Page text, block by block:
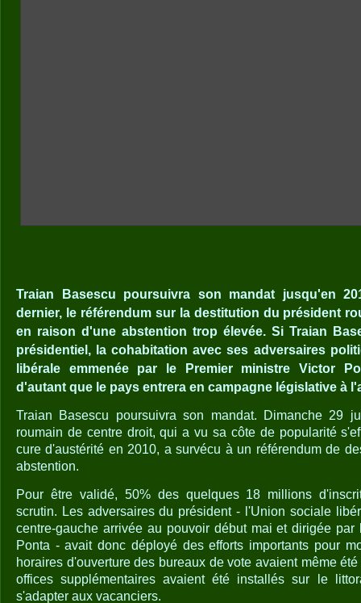
Traian Basescu poursuivra son mandat jusqu'en
dernier, le référendum sur la destitution du président
en raison d'une abstention trop élevée. Si Traian
présidentiel, la cohabitation avec ses adversaires
libérale emmenée par le Premier ministre Victor
d'autant que le pays entrera en campagne législative à
Traian Basescu poursuivra son mandat. Dimanche 29
roumain de centre droit, qui a vu sa côte de popularité
cure d'austérité en 2010, a survécu à un référendum de
abstention.
Pour être validé, 50% des quelques 18 millions
scrutin. Les adversaires du président - l'Union sociale
centre-gauche arrivée au pouvoir début mai et dirigée par
Ponta - avait donc déployé des efforts importants pour
horaires d'ouverture des bureaux de vote avaient même
offices supplémentaires avaient été installés sur le
s'adapter aux vacanciers.